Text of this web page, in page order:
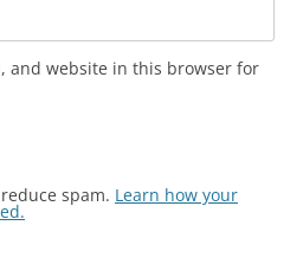
and website in this browser for
spam. Learn how your